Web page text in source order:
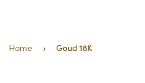
Home › Goud 18K